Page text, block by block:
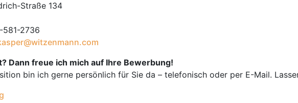
Straße 134
581-2736
Dann freue ich mich auf Ihre Bewerbung!
bin ich gerne persönlich für Sie da – telefonisch oder per E-Mail.